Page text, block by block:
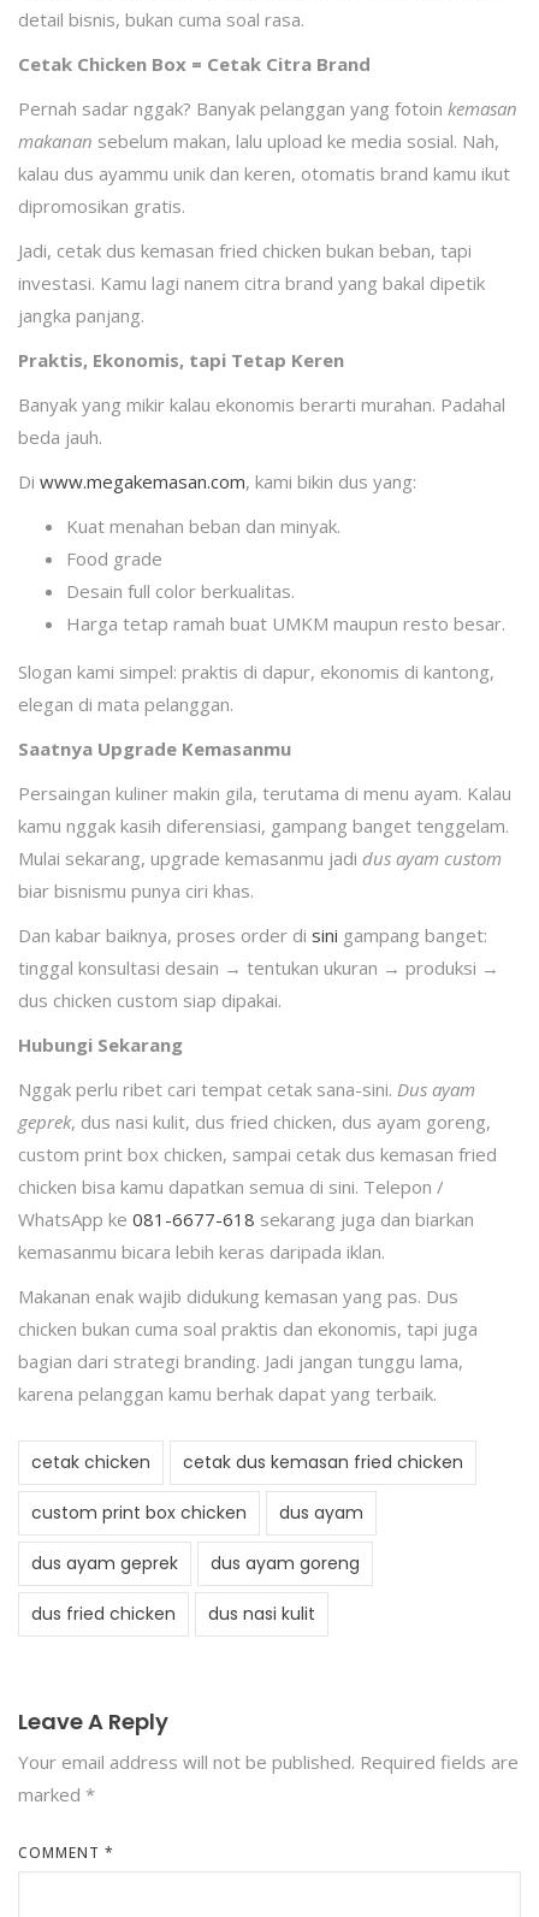
detail bisnis, bukan cuma soal rasa.
Cetak Chicken Box = Cetak Citra Brand
Pernah sadar nggak? Banyak pelanggan yang fotoin kemasan
makanan sebelum makan, lalu upload ke media sosial. Nah,
kalau dus ayammu unik dan keren, otomatis brand kamu ikut
dipromosikan gratis.
Jadi, cetak dus kemasan fried chicken bukan beban, tapi
investasi. Kamu lagi nanem citra brand yang bakal dipetik
jangka panjang.
Praktis, Ekonomis, tapi Tetap Keren
Banyak yang mikir kalau ekonomis berarti murahan. Padahal
beda jauh.
Di www.megakemasan.com, kami bikin dus yang:
Kuat menahan beban dan minyak.
Food grade
Desain full color berkualitas.
Harga tetap ramah buat UMKM maupun resto besar.
Slogan kami simpel: praktis di dapur, ekonomis di kantong,
elegan di mata pelanggan.
Saatnya Upgrade Kemasanmu
Persaingan kuliner makin gila, terutama di menu ayam. Kalau
kamu nggak kasih diferensiasi, gampang banget tenggelam.
Mulai sekarang, upgrade kemasanmu jadi dus ayam custom
biar bisnismu punya ciri khas.
Dan kabar baiknya, proses order di sini gampang banget:
tinggal konsultasi desain → tentukan ukuran → produksi →
dus chicken custom siap dipakai.
Hubungi Sekarang
Nggak perlu ribet cari tempat cetak sana-sini. Dus ayam
geprek, dus nasi kulit, dus fried chicken, dus ayam goreng,
custom print box chicken, sampai cetak dus kemasan fried
chicken bisa kamu dapatkan semua di sini. Telepon /
WhatsApp ke 081-6677-618 sekarang juga dan biarkan
kemasanmu bicara lebih keras daripada iklan.
Makanan enak wajib didukung kemasan yang pas. Dus
chicken bukan cuma soal praktis dan ekonomis, tapi juga
bagian dari strategi branding. Jadi jangan tunggu lama,
karena pelanggan kamu berhak dapat yang terbaik.
cetak chicken cetak dus kemasan fried chicken
custom print box chicken dus ayam
dus ayam geprek dus ayam goreng
dus fried chicken dus nasi kulit
Leave A Reply
Your email address will not be published. Required fields are
marked *
COMMENT *